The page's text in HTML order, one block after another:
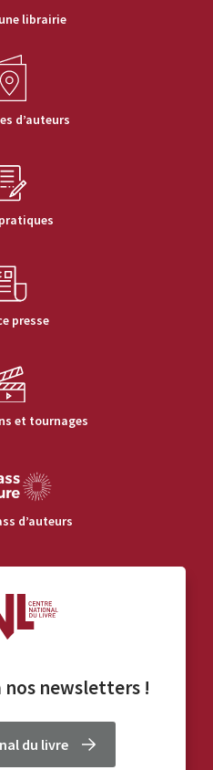
librairie
d’auteurs
presse
et tournages
d’auteurs
nos newsletters!
du livre